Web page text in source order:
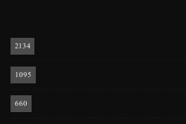
2134
1095
660